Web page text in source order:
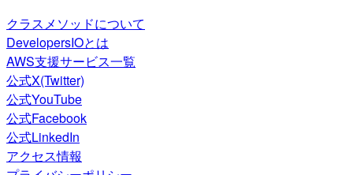
クラスメソッドについて
DevelopersIOとは
AWS支援サービス一覧
公式X(Twitter)
公式YouTube
公式Facebook
公式LinkedIn
アクセス情報